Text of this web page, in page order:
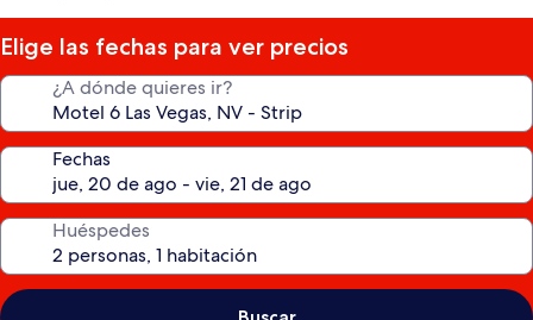
estrellas
Elige las fechas para ver precios
¿A dónde quieres ir?
Fechas
Huéspedes